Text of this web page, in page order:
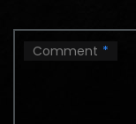
Comment *